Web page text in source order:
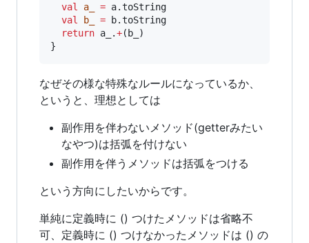
val
a_ = a.toString
val
b_ = b.toString
return a_.+(b_)
}
なぜその様な特殊なルールになっているか、
というと、理想としては
副作用を伴わないメソッド(getterみたい
なやつ)は括弧を付けない
副作用を伴うメソッドは括弧をつける
という方向にしたいからです。
単純に定義時に () つけたメソッドは省略不
可、定義時に () つけなかったメソッドは () の